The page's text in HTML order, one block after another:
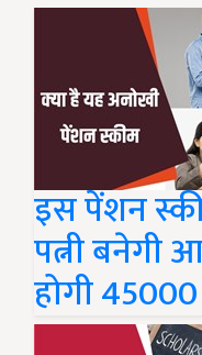
इस पेंशन
पत्नी बनेगी
होगी